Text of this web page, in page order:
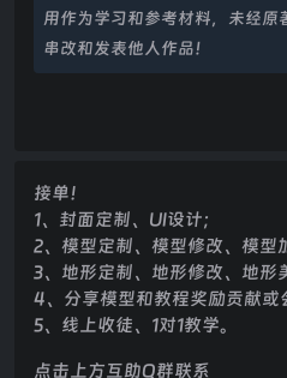
用作为学习和参考材料，未经原
串改和发表他人作品！
接单！
1、封面定制、UI设计；
2、模型定制、模型修改、模型
3、地形定制、地形修改、地形
4、分享模型和教程奖励贡献或
5、线上收徒、1对1教学。
点击上方互助Q群联系